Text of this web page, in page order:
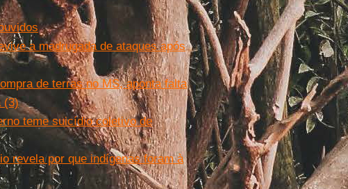
a madrugada de ataques após
de terras no MS, aponta falta
(3)
teme suicídio coletivo de
revela por que indígenas foram à